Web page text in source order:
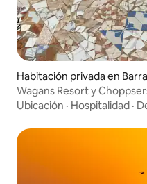
Habitación privada en Barra
Wagans Resort y
Ubicación · Hospitalidad ·